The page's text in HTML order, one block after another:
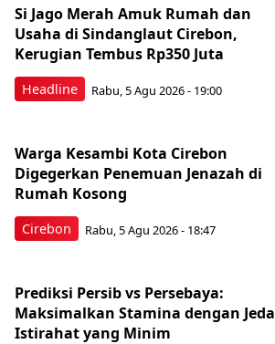
Headline
Si Jago Merah Amuk Rumah dan
Usaha di Sindanglaut Cirebon,
Kerugian Tembus Rp350 Juta
Rabu, 5 Agu 2026 - 19:00
Cirebon
Warga Kesambi Kota Cirebon
Digegerkan Penemuan Jenazah di
Rumah Kosong
Rabu, 5 Agu 2026 - 18:47
Prediksi Persib vs Persebaya:
Maksimalkan Stamina dengan Jeda
Istirahat yang Minim